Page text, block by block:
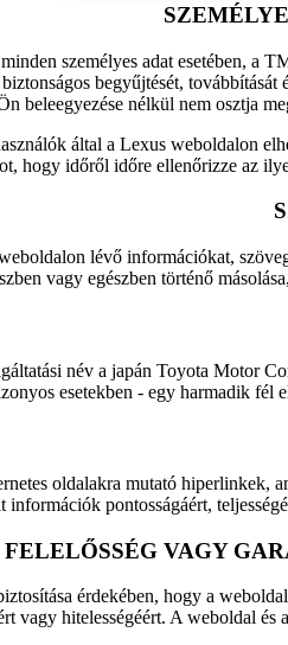
személyes adat esetében, a
begyűjtését,
beleegyezése nélkül nem osztja
által a Lexus weboldalon
hogy időről időre ellenőrizze az
lévő információkat,
vagy egészben történő
név a japán Toyota Motor
esetekben - egy harmadik fél
oldalakra mutató hiperlinkek,
pontosságáért,
FELELŐSSÉG VAGY
érdekében, hogy a
vagy hitelességéért. A weboldal